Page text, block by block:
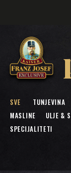
SVE TUNJEVINA
MASLINE
ULJE &
SPECIJALITETI